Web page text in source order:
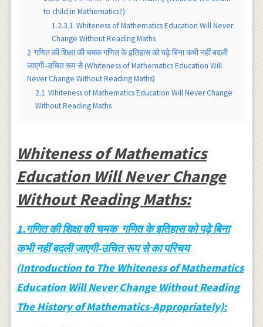
to child in Mathematics?):
1.2.3.1 Whiteness of Mathematics Education Will Never
Change Without Reading Maths
2 गणित की शिक्षा की चमक गणित के इतिहास को पढ़े बिना कभी नहीं बदली
जाएगी–उचित रूप से (Whiteness of Mathematics Education Will
Never Change Without Reading Maths)
2.1 Whiteness of Mathematics Education Will Never Change
Without Reading Maths
Whiteness of Mathematics
Education Will Never Change
Without Reading Maths:
1.गणित की शिक्षा की चमक गणित के इतिहास को पढ़े बिना
कभी नहीं बदली जाएगी-उचित रूप से का परिचय
(Introduction to The Whiteness of Mathematics
Education Will Never Change Without Reading
The History of Mathematics-Appropriately):